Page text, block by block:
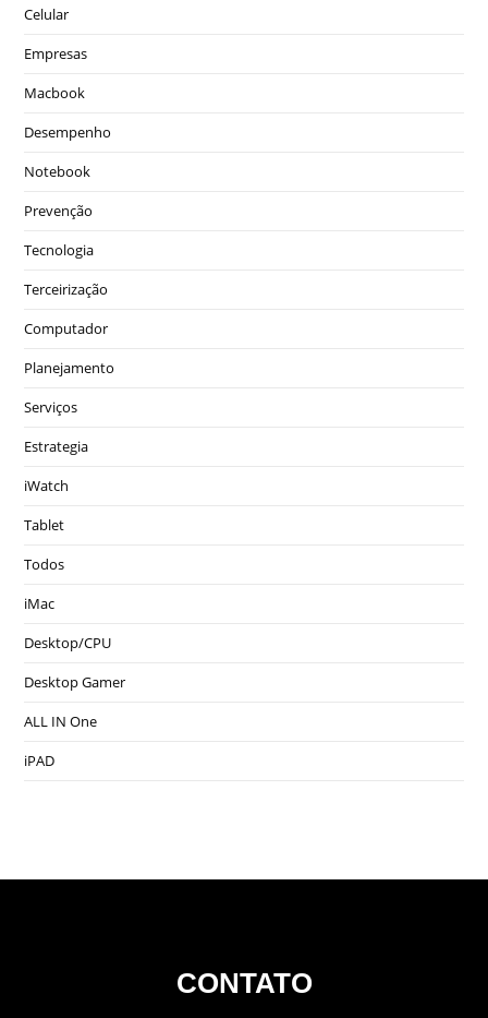
Celular
Empresas
Macbook
Desempenho
Notebook
Prevenção
Tecnologia
Terceirização
Computador
Planejamento
Serviços
Estrategia
iWatch
Tablet
Todos
iMac
Desktop/CPU
Desktop Gamer
ALL IN One
iPAD
CONTATO